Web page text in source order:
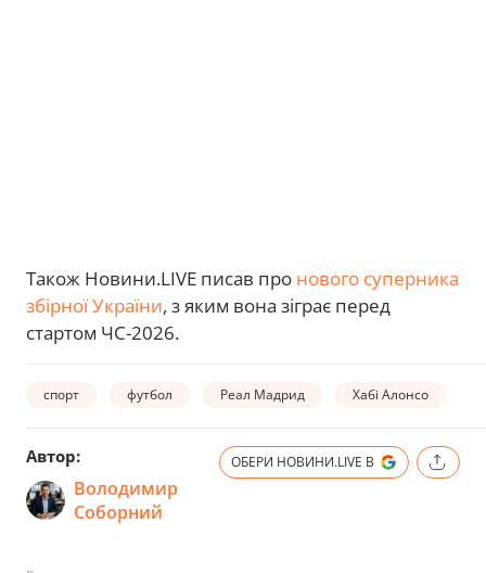
Також Новини.LIVE писав про нового суперника
збірної України, з яким вона зіграє перед
стартом ЧС-2026.
спорт футбол Реал Мадрид Хабі Алонсо
Автор:
Володимир
Соборний
ОБЕРИ НОВИНИ.LIVE В